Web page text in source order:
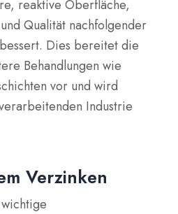
reaktive Oberfläche,
Qualität nachfolgender
Dies bereitet die
Behandlungen wie
vor und wird
Industrie
Verzinken